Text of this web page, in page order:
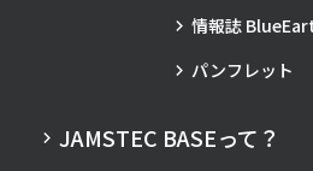
情報誌
パンフレット
JAMSTEC BASEって？